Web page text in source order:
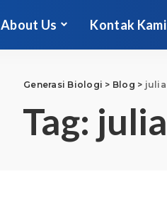
About Us Kontak Kami
Generasi Biologi > Blog > julia
Tag: julia